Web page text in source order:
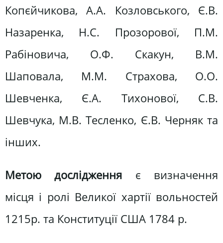
Копєйчикова, А.А. Козловського, Є.В.
Назаренка, Н.С. Прозорової, П.М.
Рабіновича, О.Ф. Скакун, В.М.
Шаповала, М.М. Страхова, О.О.
Шевченка, Є.А. Тихонової, С.В.
Шевчука, М.В. Тесленко, Є.В. Черняк та
інших.
Метою дослідження є визначення
місця і ролі Великої хартії вольностей
1215р. та Конституції США 1784 р.